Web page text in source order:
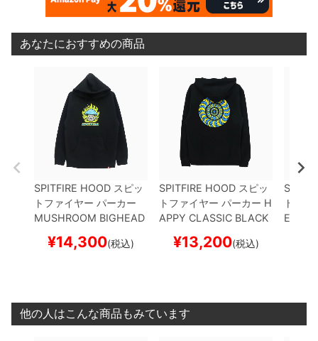
あなたにおすすめの商品
SPITFIRE HOOD スピッ
トファイヤー パーカー
MUSHROOM BIGHEAD
スケボー
¥14,300(税込)
SPITFIRE HOOD スピッ
トファイヤー パーカー H
APPY CLASSIC BLACK
¥13,200(税込)
トファ
EAM
他の人はこんな商品もみています